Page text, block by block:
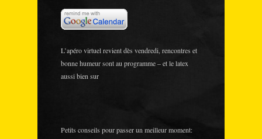
L’apéro virtuel revient dès vendredi, rencontres et
bonne humeur sont au programme – et le latex
aussi bien sur
Petits conseils pour passer un meilleur moment: